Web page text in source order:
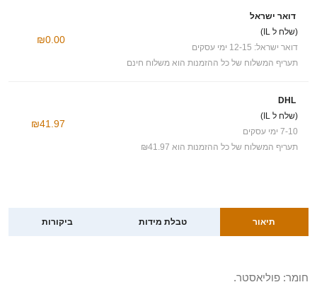
דואר ישראל
(שלח ל IL)
דואר ישראל: 12-15 ימי עסקים
תעריף המשלוח של כל ההזמנות הוא משלוח חינם
₪0.00
DHL
(שלח ל IL)
7-10 ימי עסקים
תעריף המשלוח של כל ההזמנות הוא ₪41.97
₪41.97
תיאור טבלת מידות ביקורות
חומר: פוליאסטר.